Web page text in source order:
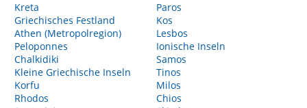
Kreta
Griechisches Festland
Athen (Metropolregion)
Peloponnes
Chalkidiki
Kleine Griechische Inseln
Korfu
Rhodos
Paros
Kos
Lesbos
Ionische Inseln
Samos
Tinos
Milos
Chios